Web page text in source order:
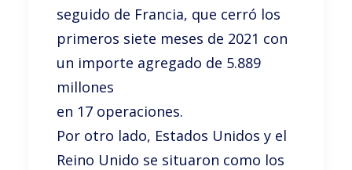
seguido de Francia, que cerró los
primeros siete meses de 2021 con
un importe agregado de 5.889
millones
en 17 operaciones.
Por otro lado, Estados Unidos y el
Reino Unido se situaron como los